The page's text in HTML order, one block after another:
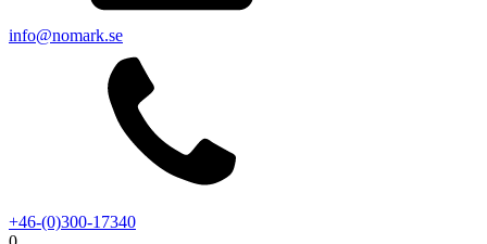
info@nomark.se
+46-(0)300-17340